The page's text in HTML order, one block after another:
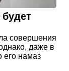
совершения
даже в
его намаз